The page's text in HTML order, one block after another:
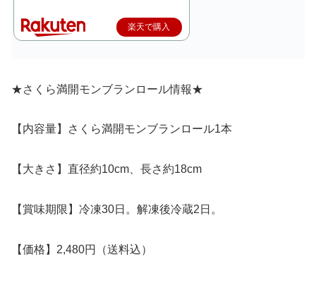
楽天で購入
★さくら満開モンブランロール情報★
【内容量】さくら満開モンブランロール1本
【大きさ】直径約10cm、長さ約18cm
【賞味期限】冷凍30日。解凍後冷蔵2日。
【価格】2,480円（送料込）